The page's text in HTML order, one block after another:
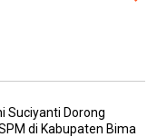
Suciyanti Dorong
di Kabupaten Bima